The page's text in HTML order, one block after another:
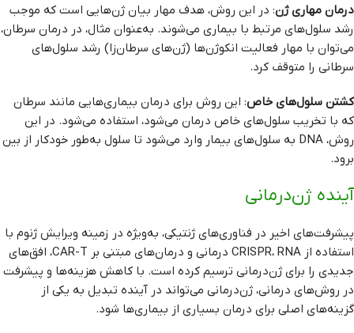
درمان مهاری ژن: در این روش، هدف مهار بیان ژن‌هایی است که موجب
رشد سلول‌های مرتبط با بیماری می‌شوند. به‌عنوان مثال، در درمان سرطان،
می‌توان با مهار فعالیت انکوژن‌ها (ژن‌های سرطان‌زا) رشد سلول‌های
سرطانی را متوقف کرد.
کشتن سلول‌های خاص: این روش برای درمان بیماری‌هایی مانند سرطان
که با تخریب سلول‌های خاص درمان می‌شود، استفاده می‌شود. در این
روش، DNA به سلول‌های بیمار وارد می‌شود تا سلول به‌طور خودکار از بین
برود.
آینده ژن‌درمانی
پیشرفت‌های اخیر در فناوری‌های ژنتیکی، به‌ویژه در زمینه ویرایش ژنوم با
استفاده از CRISPR، RNA درمانی و درمان‌های مبتنی بر CAR-T، افق‌های
جدیدی را برای ژن‌درمانی ترسیم کرده است. با کاهش هزینه‌ها و پیشرفت
در روش‌های درمانی، ژن‌درمانی می‌تواند در آینده تبدیل به یکی از
گزینه‌های اصلی برای درمان بسیاری از بیماری‌ها شود.